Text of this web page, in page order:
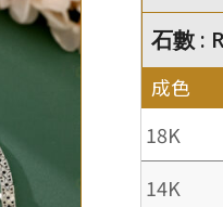
石數 :
成色
18K
14K